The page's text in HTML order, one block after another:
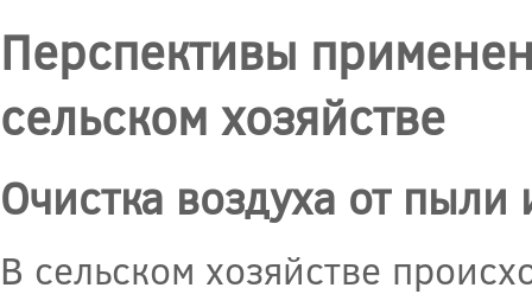
Перспективы
сельском хозяйстве
Очистка воздуха от пыли
В сельском хозяйстве